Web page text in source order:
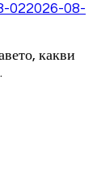
022026-08-
какви